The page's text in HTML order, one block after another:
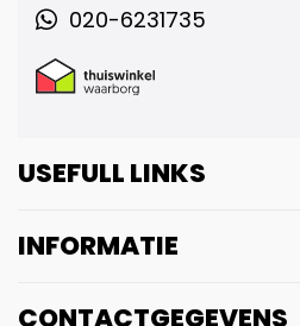
020-6231735
USEFULL LINKS
INFORMATIE
CONTACTGEGEVENS